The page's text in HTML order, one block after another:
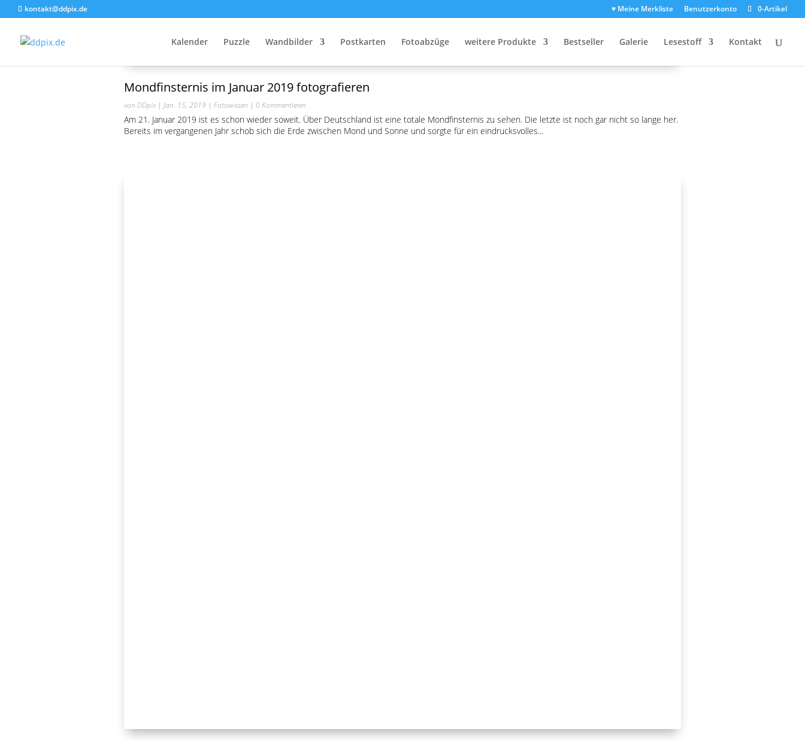
kontakt@ddpix.de ♥ Meine Merkliste Benutzerkonto 0-Artikel
Kalender Puzzle Wandbilder Postkarten Fotoabzüge weitere Produkte Bestseller Galerie Lesestoff Kontakt
Fotowissen
Mondfinsternis im Januar 2019 fotografieren
von DDpix | Jan. 15, 2019 | Fotowissen | 0 Kommentieren
Am 21. Januar 2019 ist es schon wieder soweit. Über Deutschland ist eine totale Mondfinsternis zu sehen. Die letzte ist noch gar nicht so lange her.
Bereits im vergangenen Jahr schob sich die Erde zwischen Mond und Sonne und sorgte für ein eindrucksvolles...